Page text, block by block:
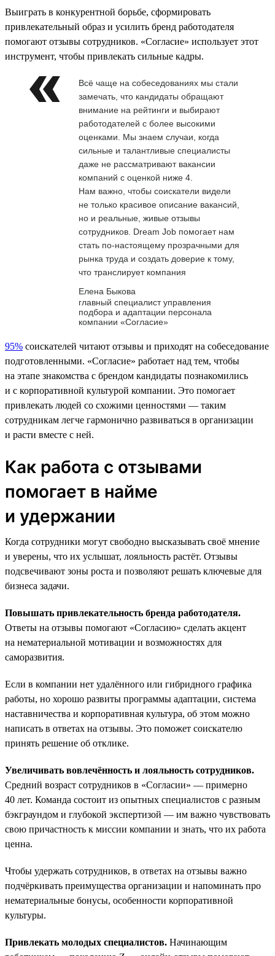
Выиграть в конкурентной борьбе, сформировать
привлекательный образ и усилить бренд работодателя
помогают отзывы сотрудников. «Согласие» использует этот
инструмент, чтобы привлекать сильные кадры.
Всё чаще на собеседованиях мы стали
замечать, что кандидаты обращают
внимание на рейтинги и выбирают
работодателей с более высокими
оценками. Мы знаем случаи, когда
сильные и талантливые специалисты
даже не рассматривают вакансии
компаний с оценкой ниже 4.
Нам важно, чтобы соискатели видели
не только красивое описание вакансий,
но и реальные, живые отзывы
сотрудников. Dream Job помогает нам
стать по-настоящему прозрачными для
рынка труда и создать доверие к тому,
что транслирует компания
Елена Быкова
главный специалист управления
подбора и адаптации персонала
компании «Согласие»
95% соискателей читают отзывы и приходят на собеседование
подготовленными. «Согласие» работает над тем, чтобы
на этапе знакомства с брендом кандидаты познакомились
и с корпоративной культурой компании. Это помогает
привлекать людей со схожими ценностями — таким
сотрудникам легче гармонично развиваться в организации
и расти вместе с ней.
Как работа с отзывами
помогает в найме
и удержании
Когда сотрудники могут свободно высказывать своё мнение
и уверены, что их услышат, лояльность растёт. Отзывы
подсвечивают зоны роста и позволяют решать ключевые для
бизнеса задачи.
Повышать привлекательность бренда работодателя.
Ответы на отзывы помогают «Согласию» сделать акцент
на нематериальной мотивации и возможностях для
саморазвития.
Если в компании нет удалённого или гибридного графика
работы, но хорошо развиты программы адаптации, система
наставничества и корпоративная культура, об этом можно
написать в ответах на отзывы. Это поможет соискателю
принять решение об отклике.
Увеличивать вовлечённость и лояльность сотрудников.
Средний возраст сотрудников в «Согласии» — примерно
40 лет. Команда состоит из опытных специалистов с разным
бэкграундом и глубокой экспертизой — им важно чувствовать
свою причастность к миссии компании и знать, что их работа
ценна.
Чтобы удержать сотрудников, в ответах на отзывы важно
подчёркивать преимущества организации и напоминать про
нематериальные бонусы, особенности корпоративной
культуры.
Привлекать молодых специалистов. Начинающим